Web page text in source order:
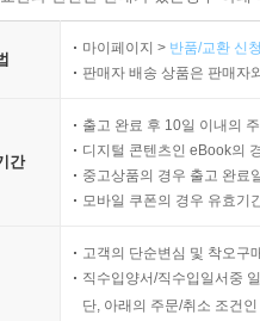
마이페이지 > 반품/교환 신
판매자 배송 상품은 판매자
간
출고 완료 후 10일 이내의
디지털 콘텐츠인 eBook의
중고상품의 경우 출고 완료
모바일 쿠폰의 경우 유효기
고객의 단순변심 및 착오구
직수입양서/직수입일서중
단, 아래의 주문/취소 조건